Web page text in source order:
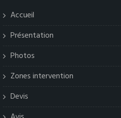
Accueil
Présentation
Photos
Zones intervention
Devis